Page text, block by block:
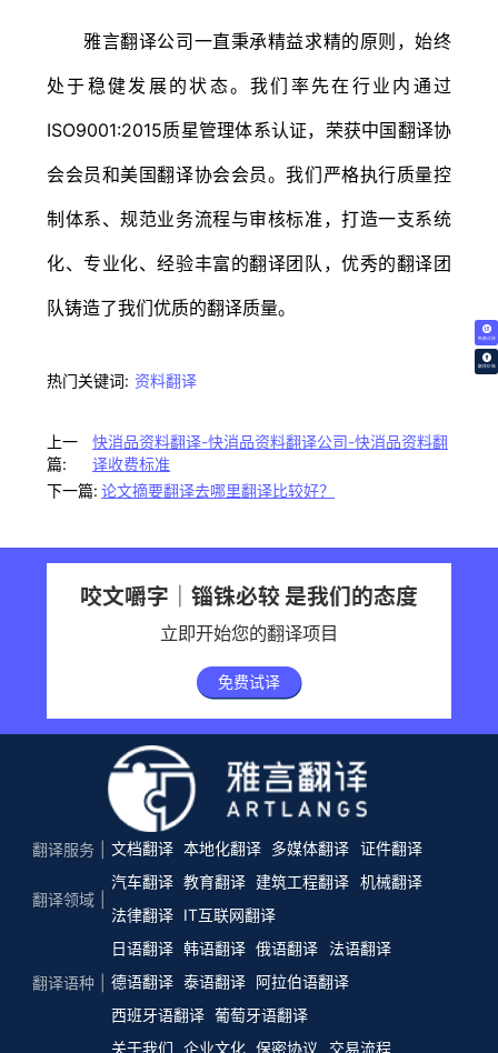
免费试译
翻译价格
雅言翻译公司一直秉承精益求精的原则，始终
处于稳健发展的状态。我们率先在行业内通过
ISO9001:2015质星管理体系认证，荣获中国翻译协
会会员和美国翻译协会会员。我们严格执行质量控
制体系、规范业务流程与审核标准，打造一支系统
化、专业化、经验丰富的翻译团队，优秀的翻译团
队铸造了我们优质的翻译质量。
热门关键词: 资料翻译
上一
篇:
快消品资料翻译-快消品资料翻译公司-快消品资料翻
译收费标准
下一篇: 论文摘要翻译去哪里翻译比较好？
咬文嚼字｜锱铢必较 是我们的态度
立即开始您的翻译项目
免费试译
翻译服务 文档翻译 本地化翻译 多媒体翻译 证件翻译
翻译领域
汽车翻译 教育翻译 建筑工程翻译 机械翻译
法律翻译
IT互联网翻译
翻译语种
日语翻译 韩语翻译 俄语翻译
法语翻译
德语翻译 泰语翻译 阿拉伯语翻译
西班牙语翻译 葡萄牙语翻译
关于我们 企业文化 保密协议 交易流程